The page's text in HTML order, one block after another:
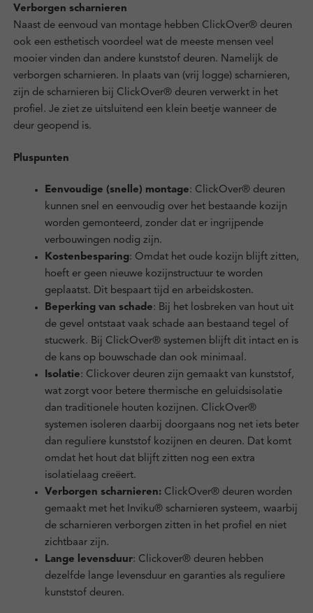
Verborgen scharnieren
Naast de eenvoud van montage hebben ClickOver® deuren
ook een esthetisch voordeel wat de meeste mensen veel
mooier vinden dan andere kunststof deuren. Namelijk de
verborgen scharnieren. In plaats van (vrij logge) scharnieren,
zijn de scharnieren bij ClickOver® deuren verwerkt in het
profiel. Je ziet ze uitsluitend een klein beetje wanneer de
deur geopend is.
Pluspunten
Eenvoudige (snelle) montage: ClickOver® deuren
kunnen snel en eenvoudig over het bestaande kozijn
worden gemonteerd, zonder dat er ingrijpende
verbouwingen nodig zijn.
Kostenbesparing: Omdat het oude kozijn blijft zitten,
hoeft er geen nieuwe kozijnstructuur te worden
geplaatst. Dit bespaart tijd en arbeidskosten.
Beperking van schade: Bij het losbreken van hout uit
de gevel ontstaat vaak schade aan bestaand tegel of
stucwerk. Bij ClickOver® systemen blijft dit intact en is
de kans op bouwschade dan ook minimaal.
Isolatie: Clickover deuren zijn gemaakt van kunststof,
wat zorgt voor betere thermische en geluidsisolatie
dan traditionele houten kozijnen. ClickOver®
systemen isoleren daarbij doorgaans nog net iets beter
dan reguliere kunststof kozijnen en deuren. Dat komt
omdat het hout dat blijft zitten nog een extra
isolatielaag creëert.
Verborgen scharnieren:ClickOver® deuren worden
gemaakt met het Inviku® scharnieren systeem, waarbij
de scharnieren verborgen zitten in het profiel en niet
zichtbaar zijn.
Lange levensduur: Clickover® deuren hebben
dezelfde lange levensduur en garanties als reguliere
kunststof deuren.